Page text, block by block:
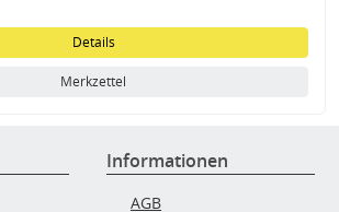
Details
Merkzettel
Informationen
AGB